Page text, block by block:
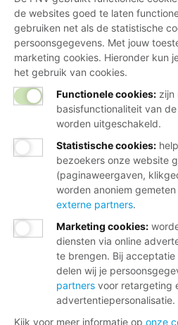
de websites goed te laten
gebruiken net als de statistische
persoonsgegevens. Met jouw
marketing cookies. Hieronder kun
het gebruik van cookies.
Functionele cookies: zijn
basisfunctionaliteit van
worden uitgeschakeld.
Statistische cookies:
bezoekers onze website
(paginaweergaven,
worden anoniem
externe partners.
Marketing cookies:
diensten via online
te brengen. Bij
delen wij je
partners voor retargeting
advertentiepersonalisatie.
Kijk voor meer informatie op onze